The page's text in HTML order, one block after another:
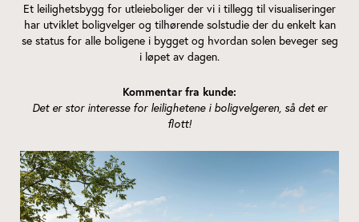
Et leilighetsbygg for utleieboliger der vi i tillegg til visualiseringer
har utviklet boligvelger og tilhørende solstudie der du enkelt kan
se status for alle boligene i bygget og hvordan solen beveger seg
i løpet av dagen.
Kommentar fra kunde:
Det er stor interesse for leilighetene i boligvelgeren, så det er
flott!